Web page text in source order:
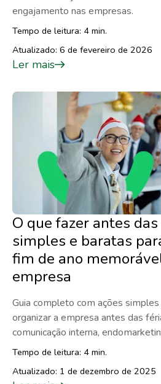
engajamento nas empresas.
Tempo de leitura: 4 min.
Atualizado: 6 de fevereiro de 2026
Ler mais
O que fazer antes
simples e baratas
fim de ano
empresa
Guia completo com ações
organizar a empresa antes das
comunicação interna,
Tempo de leitura: 4 min.
Atualizado: 1 de dezembro de 2025